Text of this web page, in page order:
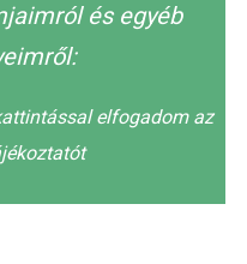
és egyéb
elfogadom az